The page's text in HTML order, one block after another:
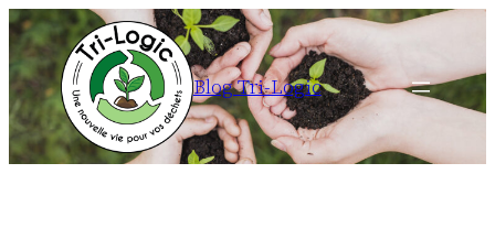
Aller
au
contenu
Blog Tri-Logic
Panneau de gestion des cookies